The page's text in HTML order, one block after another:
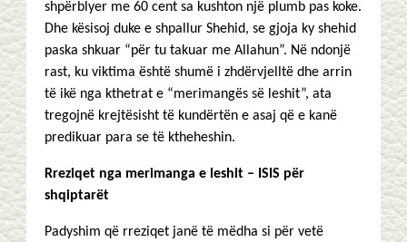
shpërblyer me 60 cent sa kushton një plumb pas koke.
Dhe kësisoj duke e shpallur Shehid, se gjoja ky shehid
paska shkuar “për tu takuar me Allahun”. Në ndonjë
rast, ku viktima është shumë i zhdërvjelltë dhe arrin
të ikë nga kthetrat e “merimangës së leshit”, ata
tregojnë krejtësisht të kundërtën e asaj që e kanë
predikuar para se të ktheheshin.
Rreziqet nga merimanga e leshit – ISIS për
shqiptarët
Padyshim që rreziqet janë të mëdha si për vetë